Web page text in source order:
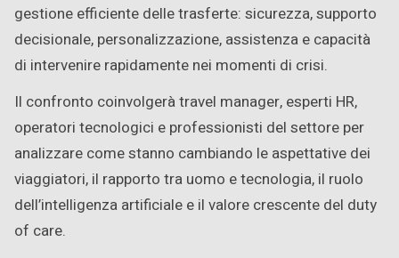
gestione efficiente delle trasferte: sicurezza, supporto
decisionale, personalizzazione, assistenza e capacità
di intervenire rapidamente nei momenti di crisi.
Il confronto coinvolgerà travel manager, esperti HR,
operatori tecnologici e professionisti del settore per
analizzare come stanno cambiando le aspettative dei
viaggiatori, il rapporto tra uomo e tecnologia, il ruolo
dell’intelligenza artificiale e il valore crescente del duty
of care.